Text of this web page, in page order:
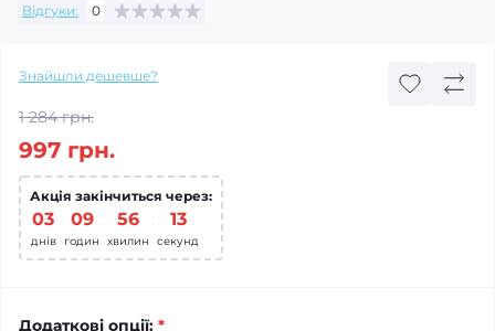
Відгуки: 0
Знайшли дешевше?
1 284 грн.
997 грн.
Акція закінчиться через:
03
днів
09
годин
56
хвилин
12
секунд
Додаткові опції: *